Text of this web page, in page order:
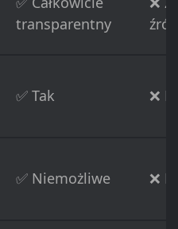
transparentny
✅ Tak ❌
✅ Niemożliwe ❌